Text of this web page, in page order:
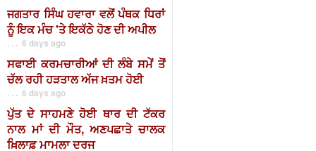
ਜਗਤਾਰ ਸਿੰਘ ਹਵਾਰਾ ਵਲੋਂ ਪੰਥਕ ਧਿਰਾਂ
ਨੂੰ ਇਕ ਮੰਚ 'ਤੇ ਇਕੱਠੇ ਹੋਣ ਦੀ ਅਪੀਲ
. . . 6 days ago
ਸਫਾਈ ਕਰਮਚਾਰੀਆਂ ਦੀ ਲੰਬੇ ਸਮੇਂ ਤੋਂ
ਚੱਲ ਰਹੀ ਹੜਤਾਲ ਅੱਜ ਖ਼ਤਮ ਹੋਈ
. . . 6 days ago
ਪੁੱਤ ਦੇ ਸਾਹਮਣੇ ਹੋਈ ਥਾਰ ਦੀ ਟੱਕਰ
ਨਾਲ ਮਾਂ ਦੀ ਮੌਤ, ਅਣਪਛਾਤੇ ਚਾਲਕ
ਖ਼ਿਲਾਫ਼ ਮਾਮਲਾ ਦਰਜ